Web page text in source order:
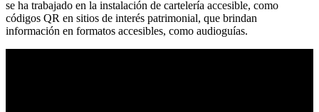
se ha trabajado en la instalación de cartelería accesible, como
códigos QR en sitios de interés patrimonial, que brindan
información en formatos accesibles, como audioguías.